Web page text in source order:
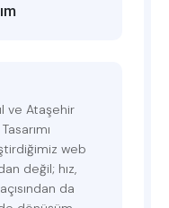
ve Ataşehir
web
değil; hız,
da